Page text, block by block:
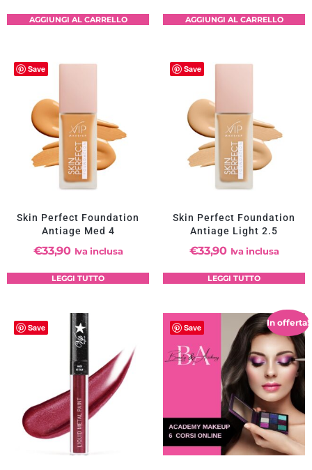
AGGIUNGI AL CARRELLO AGGIUNGI AL CARRELLO
Save
Skin Perfect Foundation
Antiage Med 4
€33,90 Iva inclusa
LEGGI TUTTO
Save
Skin Perfect Foundation
Antiage Light 2.5
€33,90 Iva inclusa
LEGGI TUTTO
Save Save
In offerta!